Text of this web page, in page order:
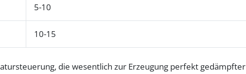
5-10
10-15
die wesentlich zur Erzeugung perfekt gedämpfter